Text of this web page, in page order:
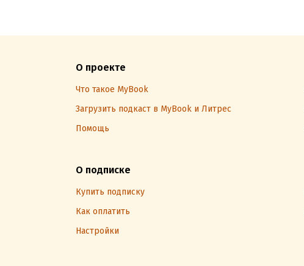
О проекте
Что такое MyBook
Загрузить подкаст в MyBook и Литрес
Помощь
О подписке
Купить подписку
Как оплатить
Настройки